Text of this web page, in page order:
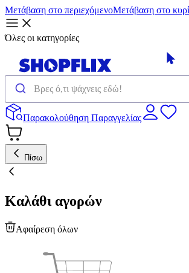
Μετάβαση στο περιεχόμενοΜετάβαση στο
Όλες οι κατηγορίες
Παρακολούθηση Παραγγελίας
Πίσω
Καλάθι αγορών
Αφαίρεση όλων